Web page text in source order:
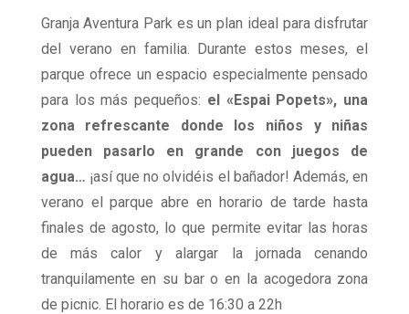
Granja Aventura Park es un plan ideal para disfrutar
del verano en familia. Durante estos meses, el
parque ofrece un espacio especialmente pensado
para los más pequeños: el «Espai Popets», una
zona refrescante donde los niños y niñas
pueden pasarlo en grande con juegos de
agua… ¡así que no olvidéis el bañador! Además, en
verano el parque abre en horario de tarde hasta
finales de agosto, lo que permite evitar las horas
de más calor y alargar la jornada cenando
tranquilamente en su bar o en la acogedora zona
de picnic. El horario es de 16:30 a 22h